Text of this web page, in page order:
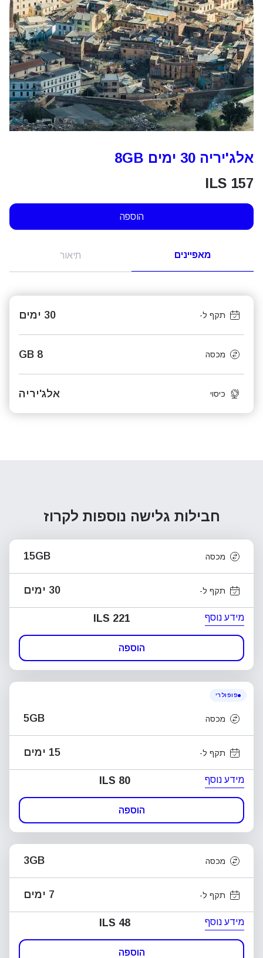
אלג'יריה 30 ימים 8GB
ILS 157
הוספה
מאפיינים תיאור
תקף ל- 30 ימים
מכסה 8 GB
כיסוי אלג'יריה
חבילות גלישה נוספות לקרוז
מכסה 15GB
תקף ל- 30 ימים
מידע נוסף ILS 221
הוספה
פופולרי
מכסה 5GB
תקף ל- 15 ימים
מידע נוסף ILS 80
הוספה
מכסה 3GB
תקף ל- 7 ימים
מידע נוסף ILS 48
הוספה